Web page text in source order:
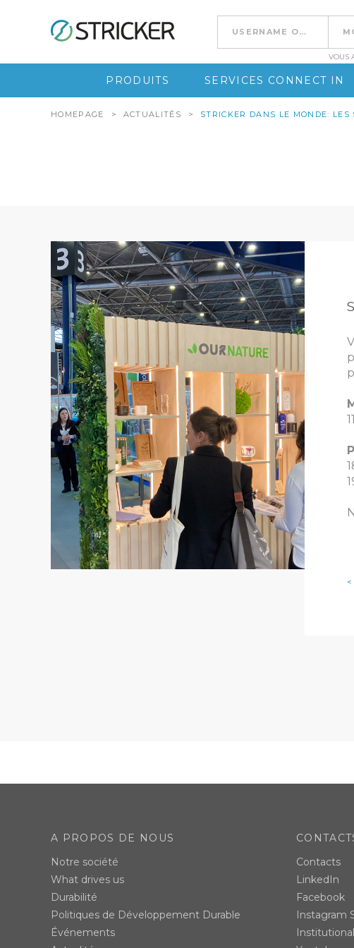
Go to content
VOUS
PRODUITS SERVICES CONNECT IN
HOMEPAGE > ACTUALITÉS > STRICKER DANS LE MONDE: LES
A PROPOS DE NOUS
Notre société
What drives us
Durabilité
Politiques de Développement Durable
Événements
Contacts
LinkedIn
Facebook
Instagram